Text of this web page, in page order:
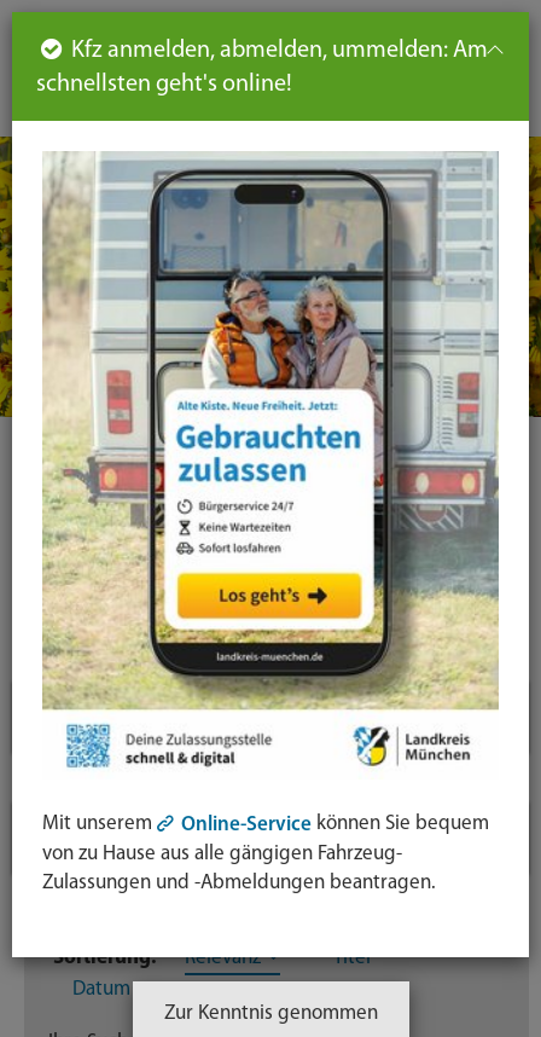
DE
Ihre Suche
Symbol
Lupe:
Suche
mit
Taste
Suche in leichter Sprache
Aktive Filter
Suchfilter
Inhaltstyp
Themenseite 1
Sortierung: Relevanz
Titel
Datum
Seiteninhalt
Hauptnavigation
Seitennavigation
leichte
Sprache
Kfz anmelden, abmelden, ummelden: Am
schnellsten geht's online!
Mit unserem Online-Service können Sie bequem
von zu Hause aus alle gängigen Fahrzeug-
Zulassungen und -Abmeldungen beantragen.
Zur Kenntnis genommen